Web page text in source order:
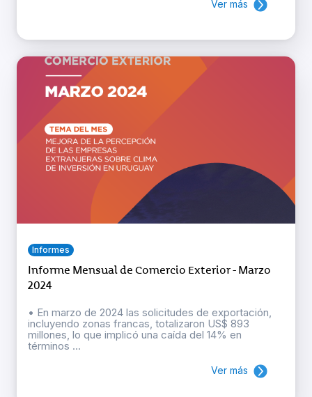
Ver más
Informes
Informe Mensual de Comercio Exterior - Marzo
2024
• En marzo de 2024 las solicitudes de exportación,
incluyendo zonas francas, totalizaron US$ 893
millones, lo que implicó una caída del 14% en
términos ...
Ver más